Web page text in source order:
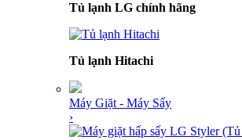
Tủ lạnh LG chính hãng
Tủ lạnh Hitachi
Máy Giặt - Máy Sấy
›